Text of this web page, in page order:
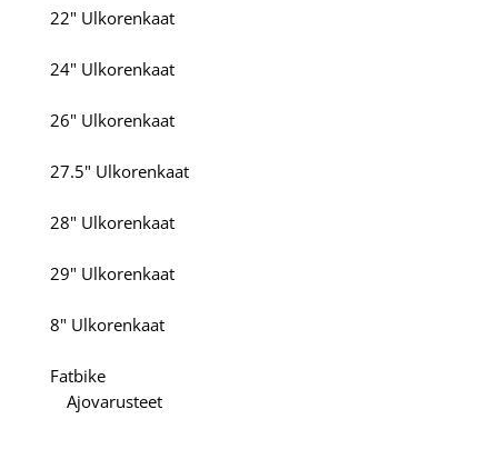
22" Ulkorenkaat
24" Ulkorenkaat
26" Ulkorenkaat
27.5" Ulkorenkaat
28" Ulkorenkaat
29" Ulkorenkaat
8" Ulkorenkaat
Fatbike
Ajovarusteet